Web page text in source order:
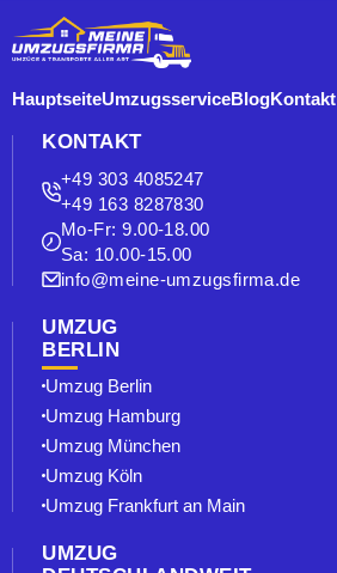
HauptseiteUmzugsserviceBlogKontakt
KONTAKT
+49 303 4085247
+49 163 8287830
Mo-Fr: 9.00-18.00
Sa: 10.00-15.00
info@meine-umzugsfirma.de
UMZUG
BERLIN
Umzug Berlin⁠
Umzug Hamburg
Umzug München
Umzug Köln
Umzug Frankfurt an Main
UMZUG